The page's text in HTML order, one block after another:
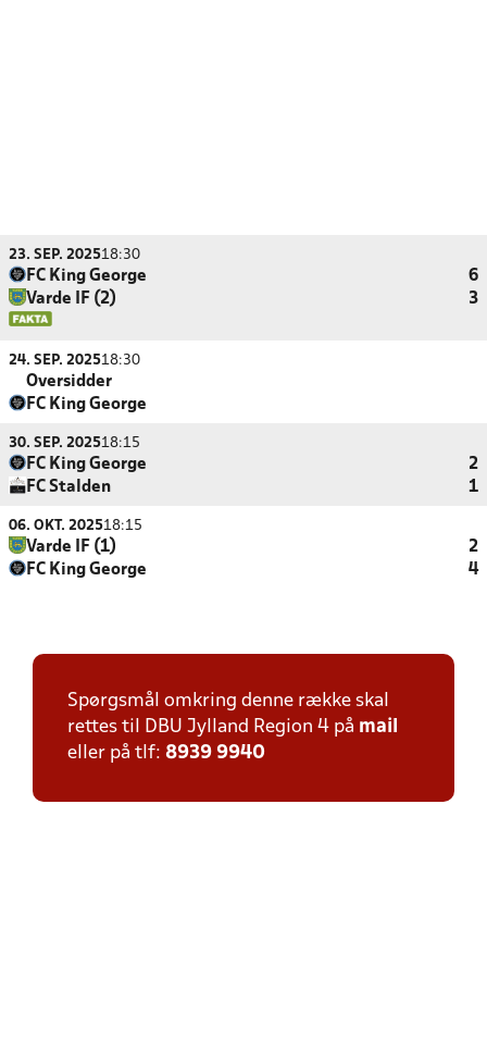
23. SEP. 202518:30
FC King George
6
Varde IF (2)
3
24. SEP. 202518:30
Oversidder
FC King George
30. SEP. 202518:15
FC King George
2
FC Stalden
1
06. OKT. 202518:15
Varde IF (1)
2
FC King George
4
Spørgsmål omkring denne række skal
rettes til DBU Jylland Region 4 på mail
eller på tlf: 8939 9940